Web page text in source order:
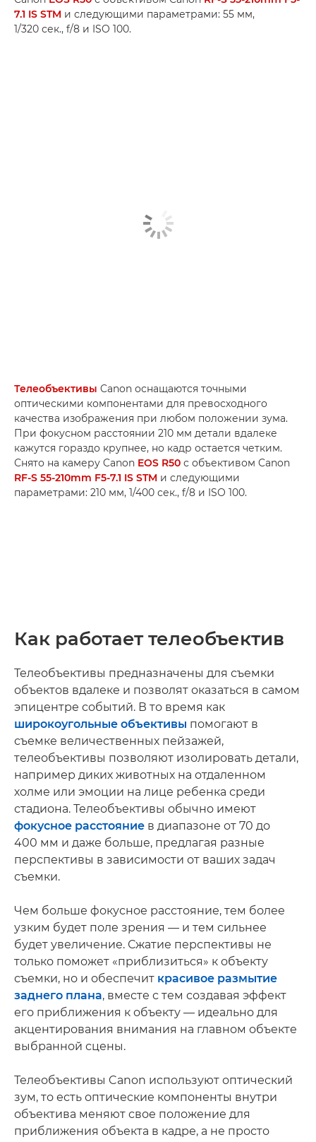
7.1 IS STM и следующими параметрами: 55 мм,
1/320 сек., f/8 и ISO 100.
Телеобъективы Canon оснащаются точными
оптическими компонентами для превосходного
качества изображения при любом положении зума.
При фокусном расстоянии 210 мм детали вдалеке
кажутся гораздо крупнее, но кадр остается четким.
Снято на камеру Canon EOS R50 с объективом Canon
RF-S 55-210mm F5-7.1 IS STM и следующими
параметрами: 210 мм, 1/400 сек., f/8 и ISO 100.
Как работает телеобъектив
Телеобъективы предназначены для съемки
объектов вдалеке и позволят оказаться в самом
эпицентре событий. В то время как
широкоугольные объективы помогают в
съемке величественных пейзажей,
телеобъективы позволяют изолировать детали,
например диких животных на отдаленном
холме или эмоции на лице ребенка среди
стадиона. Телеобъективы обычно имеют
фокусное расстояние в диапазоне от 70 до
400 мм и даже больше, предлагая разные
перспективы в зависимости от ваших задач
съемки.
Чем больше фокусное расстояние, тем более
узким будет поле зрения — и тем сильнее
будет увеличение. Сжатие перспективы не
только поможет «приблизиться» к объекту
съемки, но и обеспечит красивое размытие
заднего плана, вместе с тем создавая эффект
его приближения к объекту — идеально для
акцентирования внимания на главном объекте
выбранной сцены.
Телеобъективы Canon используют оптический
зум, то есть оптические компоненты внутри
объектива меняют свое положение для
приближения объекта в кадре, а не просто